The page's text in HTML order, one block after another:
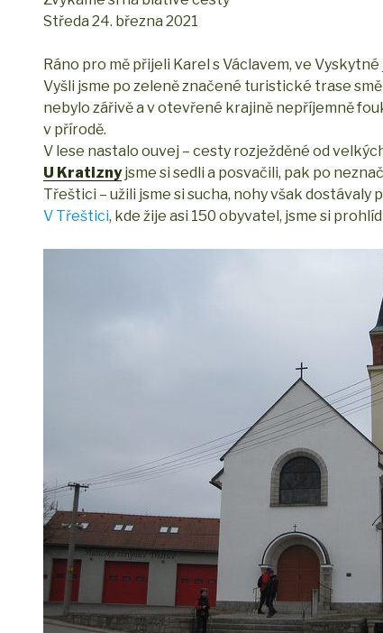
Středa 24. března 2021
Ráno pro mě přijeli Karel s Václavem, ve
Vyšli jsme po zeleně značené turistické trase
nebylo zářivě a v otevřené krajině nepříjemně
v přírodě.
V lese nastalo ouvej – cesty rozježděné od
U Kratiznyjsme si sedli a posvačili, pak po
Třeštici – užili jsme si sucha, nohy však
V Třeštici, kde žije asi 150 obyvatel, jsme si